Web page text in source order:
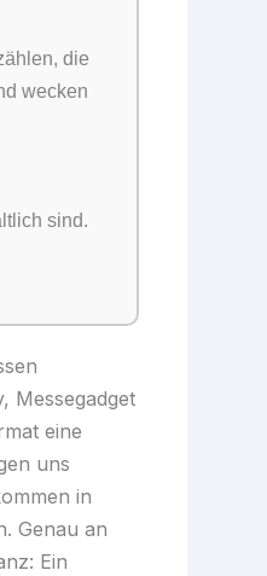
die
wecken
sind.
Messegadget
eine
uns
in
Genau an
Ein